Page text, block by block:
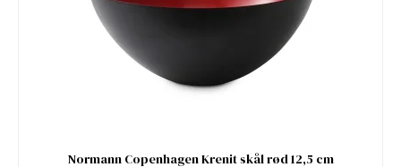
Normann Copenhagen Krenit skål rød 12,5 cm